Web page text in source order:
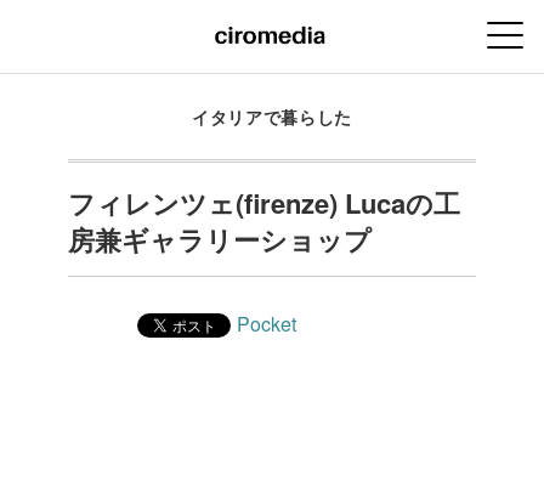
イタリアで暮らした
フィレンツェ(firenze) Lucaの工
房兼ギャラリーショップ
Pocket